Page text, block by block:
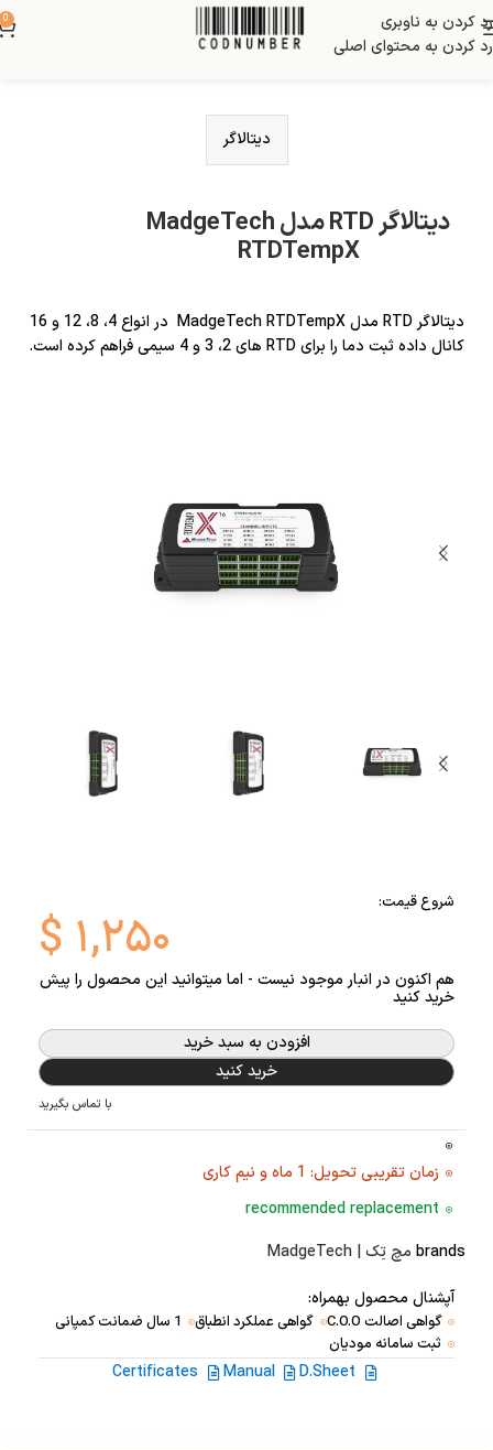
رد کردن به ناوبری
رد کردن به محتوای اصلی
0
دیتالاگر
دیتالاگر RTD مدل MadgeTech
RTDTempX
دیتالاگر RTD مدل MadgeTech RTDTempX در انواع 4، 8، 12 و 16
کانال داده ثبت دما را برای RTD های 2، 3 و 4 سیمی فراهم کرده است.
شروع قیمت:
$ ۱,۲۵۰
هم اکنون در انبار موجود نیست - اما میتوانید این محصول را پیش
خرید کنید
افزودن به سبد خرید
خرید کنید
با تماس بگیرید
زمان تقریبی تحویل: 1 ماه و نیم کاری
recommended replacement
brands مچ تِک | MadgeTech
آپشنال محصول بهمراه:
گواهی اصالت C.O.O گواهی عملکرد انطباق
1 سال ضمانت کمپانی
ثبت سامانه مودیان
D.Sheet
Manual
Certificates